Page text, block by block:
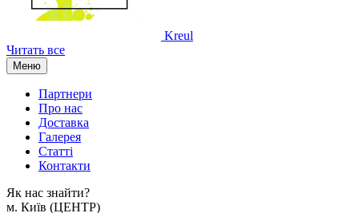
Kreul
Читать все
Меню
Партнери
Про нас
Доставка
Галерея
Статтi
Контакти
Як наc знайти?
м. Киïв (ЦЕНТР)